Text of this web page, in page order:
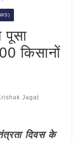
पूसा
किसानों
Jagat
दिवस के